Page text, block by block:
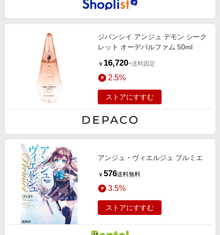
ジバンシイ アンジュ デモン シーク
レット オーデパルファム 50ml
￥ 16,720+送料固定
2.5%
ストアにすすむ
アンジュ・ヴィエルジュ プルミエ
￥ 576送料無料
3.5%
ストアにすすむ